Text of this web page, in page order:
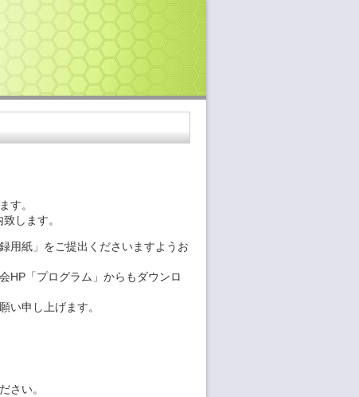
す。
します。
用紙」をご提出くださいますようお
HP「プログラム」からもダウンロ
い申し上げます。
さい。